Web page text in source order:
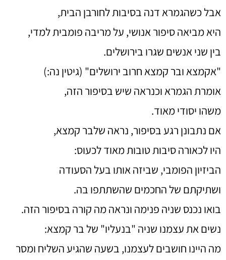
אבל כשהגמרא דנה בסיבות לחורבן הבית,
היא מביאה סיפור אנושי, על מריבה פומבית למדי,
בין שני אנשים שגרו בירושלים.
"אקמצא ובר קמצא חרוב ירושלים" (גיטין נה:)
אומרת הגמרא וכנראה שיש בסיפור הזה,
משהו יסודי מאוד.
אם נתבונן רגע בסיפור, נראה שלבר קמצא,
היו לכאורה סיבות טובות מאוד לכעוס:
הביזיון הפומבי, שביזה אותו בעל הסעודה
ושתיקתם של החכמים שהשתתפו בה.
בואו נכנס שניה פנימה ונראה מה קורה בסיפור הזה.
נשים את עצמנו שניה "בנעליו" של בר קמצא:
מה היינו חושבים לעצמנו, בשעה שהגיע השליח ומסר